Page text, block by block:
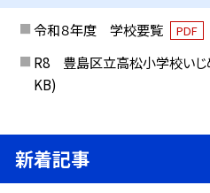
令和８年度 学校要覧 PDF
R8 豊島区立高松小学校い
KB)
新着記事